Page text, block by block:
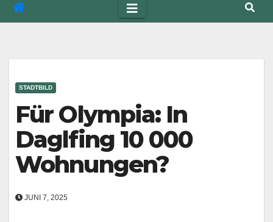
STADTBILD
Für Olympia: In
Daglfing 10 000
Wohnungen?
JUNI 7, 2025